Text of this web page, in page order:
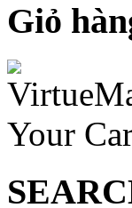
Giỏ
Your